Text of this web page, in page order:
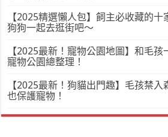
【2025精選懶人包】飼主必收藏的
狗狗一起去逛街吧～
【2025最新！寵物公園地圖】和毛
寵物公園總整理！
【2025最新！狗貓出門趣】毛孩禁
也保護寵物！